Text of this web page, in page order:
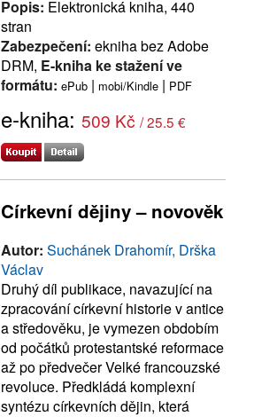
Popis: Elektronická kniha, 440
stran
Zabezpečení: ekniha bez Adobe
DRM, E-kniha ke stažení ve
formátu: ePub | mobi/Kindle | PDF
e-kniha: 509 Kč / 25.5 €
Církevní dějiny – novověk
Autor: Suchánek Drahomír, Drška
Václav
Druhý díl publikace, navazující na
zpracování církevní historie v antice
a středověku, je vymezen obdobím
od počátků protestantské reformace
až po předvečer Velké francouzské
revoluce. Předkládá komplexní
syntézu církevních dějin, která